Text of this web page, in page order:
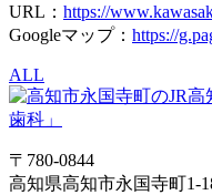
URL： https://
Googleマップ： https://
ALL
〒780-0844
高知県高知市永国寺町